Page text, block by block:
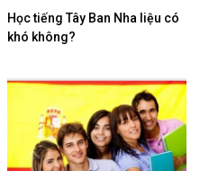
Học tiếng Tây Ban Nha liệu có
khó không?